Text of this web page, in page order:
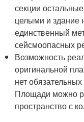
секции
целыми и здание
единственный
сейсмоопасных
Возможность
оригинальной
нет
Площади можно
пространство с